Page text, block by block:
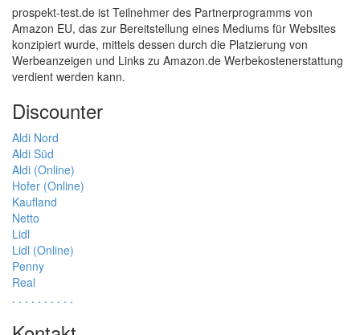
prospekt-test.de ist Teilnehmer des Partnerprogramms von
Amazon EU, das zur Bereitstellung eines Mediums für Websites
konzipiert wurde, mittels dessen durch die Platzierung von
Werbeanzeigen und Links zu Amazon.de Werbekostenerstattung
verdient werden kann.
Discounter
Aldi Nord
Aldi Süd
Aldi (Online)
Hofer (Online)
Kaufland
Netto
Lidl
Lidl (Online)
Penny
Real
. . . . . . . . . .